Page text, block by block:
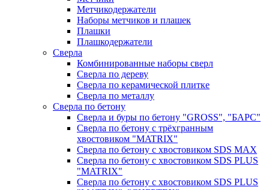
Метчикодержатели
Наборы метчиков и плашек
Плашки
Плашкодержатели
Сверла
Комбинированные наборы сверл
Сверла по дереву
Сверла по керамической плитке
Сверла по металлу
Сверла по бетону
Сверла и буры по бетону "GROSS", "БАРС"
Сверла по бетону c трёхгранным
хвостовиком "MATRIX"
Сверла по бетону с хвостовиком SDS MAX
Сверла по бетону с хвостовиком SDS PLUS
"MATRIX"
Сверла по бетону с хвостовиком SDS PLUS